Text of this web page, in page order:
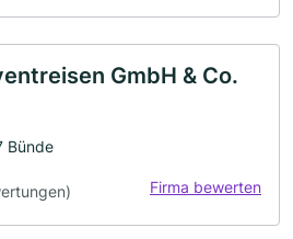
GmbH & Co.
Bünde
Firma bewerten